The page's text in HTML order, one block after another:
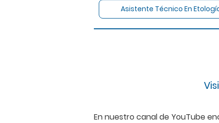
Asistente Técnico En
En nuestro canal de YouTube